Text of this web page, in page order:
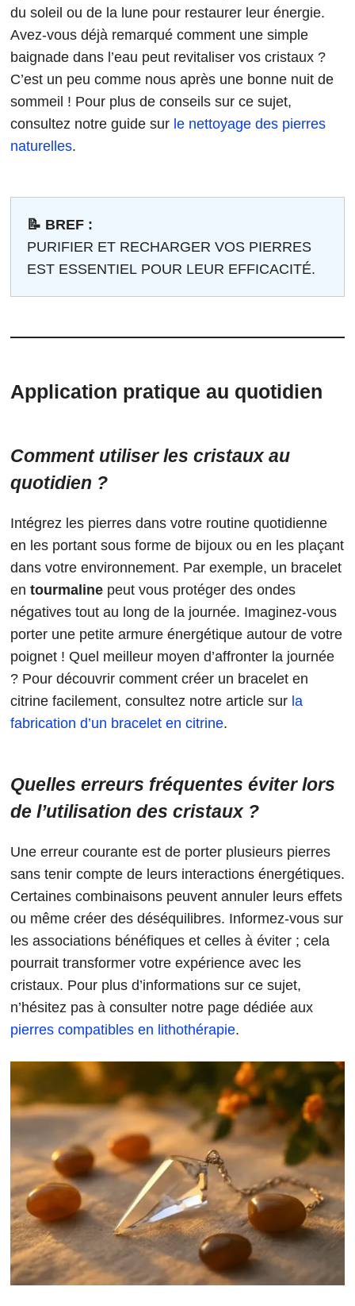
du soleil ou de la lune pour restaurer leur énergie.
Avez-vous déjà remarqué comment une simple
baignade dans l’eau peut revitaliser vos cristaux ?
C’est un peu comme nous après une bonne nuit de
sommeil ! Pour plus de conseils sur ce sujet,
consultez notre guide sur le nettoyage des pierres
naturelles.
📝 BREF :
PURIFIER ET RECHARGER VOS PIERRES
EST ESSENTIEL POUR LEUR EFFICACITÉ.
Application pratique au quotidien
Comment utiliser les cristaux au
quotidien ?
Intégrez les pierres dans votre routine quotidienne
en les portant sous forme de bijoux ou en les plaçant
dans votre environnement. Par exemple, un bracelet
en tourmaline peut vous protéger des ondes
négatives tout au long de la journée. Imaginez-vous
porter une petite armure énergétique autour de votre
poignet ! Quel meilleur moyen d’affronter la journée
? Pour découvrir comment créer un bracelet en
citrine facilement, consultez notre article sur la
fabrication d’un bracelet en citrine.
Quelles erreurs fréquentes éviter lors
de l’utilisation des cristaux ?
Une erreur courante est de porter plusieurs pierres
sans tenir compte de leurs interactions énergétiques.
Certaines combinaisons peuvent annuler leurs effets
ou même créer des déséquilibres. Informez-vous sur
les associations bénéfiques et celles à éviter ; cela
pourrait transformer votre expérience avec les
cristaux. Pour plus d’informations sur ce sujet,
n’hésitez pas à consulter notre page dédiée aux
pierres compatibles en lithothérapie.